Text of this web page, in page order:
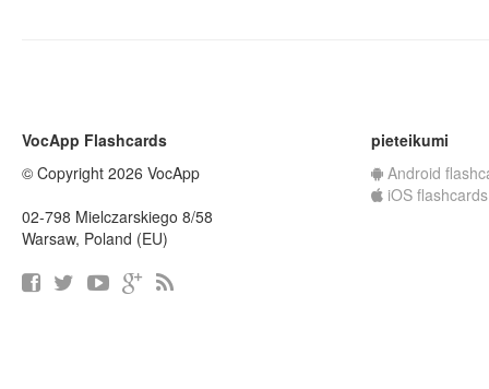
VocApp Flashcards
© Copyright 2026 VocApp
02-798 Mielczarskiego 8/58
Warsaw, Poland (EU)
pieteikumi
Android
iOS flashcards